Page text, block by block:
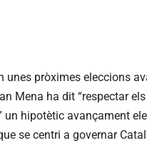
unes pròximes eleccions
Mena ha dit “respectar
un hipotètic avançament
se centri a governar